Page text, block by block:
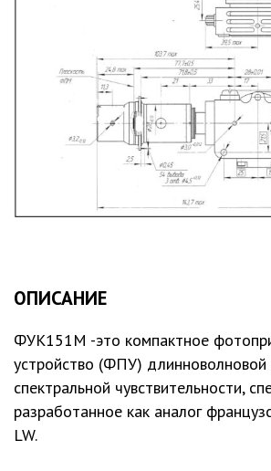
ОПИСАНИЕ
ФУК151М -это компактное
устройство (ФПУ) длинноволновой
спектральной чувствительности,
разработанное как аналог
LW.